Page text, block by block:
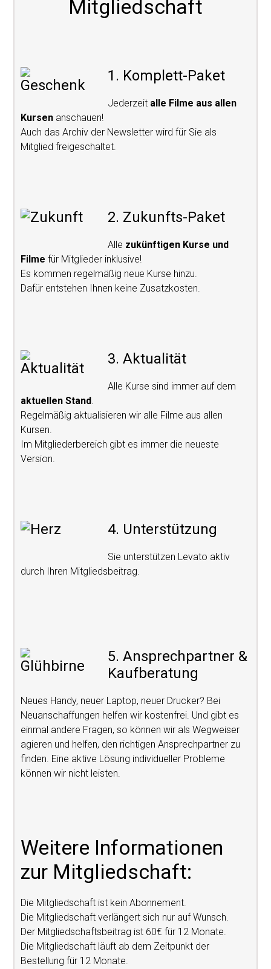
Mitgliedschaft
1. Komplett-Paket
Jederzeit alle Filme aus allen
Kursen anschauen!
Auch das Archiv der Newsletter wird für Sie als
Mitglied freigeschaltet.
2. Zukunfts-Paket
Alle zukünftigen Kurse und
Filme für Mitglieder inklusive!
Es kommen regelmäßig neue Kurse hinzu.
Dafür entstehen Ihnen keine Zusatzkosten.
3. Aktualität
Alle Kurse sind immer auf dem
aktuellen Stand.
Regelmäßig aktualisieren wir alle Filme aus allen
Kursen.
Im Mitgliederbereich gibt es immer die neueste
Version.
4. Unterstützung
Sie unterstützen Levato aktiv
durch Ihren Mitgliedsbeitrag.
5. Ansprechpartner &
Kaufberatung
Neues Handy, neuer Laptop, neuer Drucker? Bei
Neuanschaffungen helfen wir kostenfrei. Und gibt es
einmal andere Fragen, so können wir als Wegweiser
agieren und helfen, den richtigen Ansprechpartner zu
finden. Eine aktive Lösung individueller Probleme
können wir nicht leisten.
Weitere Informationen
zur Mitgliedschaft:
Die Mitgliedschaft ist kein Abonnement.
Die Mitgliedschaft verlängert sich nur auf Wunsch.
Der Mitgliedschaftsbeitrag ist 60€ für 12 Monate.
Die Mitgliedschaft läuft ab dem Zeitpunkt der
Bestellung für 12 Monate.